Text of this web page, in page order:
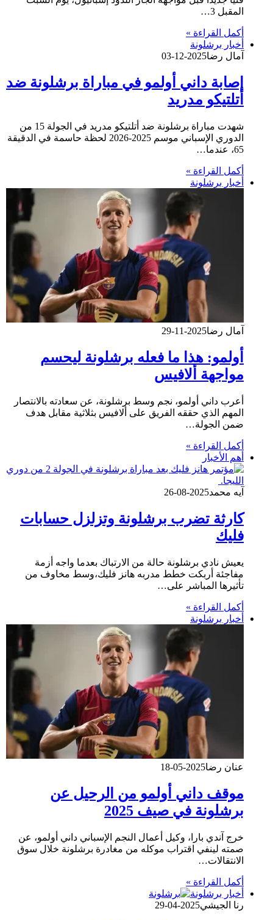
المقبل 3…
أكمل القراءة »
أخبار برشلونة
آمال رضا2025-12-03
إصابة داني أولمو في مباراة برشلونة ضد
أتلتيكو مدريد
شهدت مباراة برشلونة ضد أتلتيكو مدريد في الجولة 15 من
الدوري الإسباني موسم 2025-2026 لحظة حاسمة في الدقيقة
65، عندما…
أكمل القراءة »
أخبار برشلونة
آمال رضا2025-11-29
أولمو: هذا ما فعله برشلونة ليحسم
مواجهة ألافيس
أعرب داني أولمو، نجم وسط برشلونة، عن سعادته بالانتصار
المهم الذي حققه الفريق على ألافيس بثلاثية مقابل هدف
ضمن الجولة…
أكمل القراءة »
أهم الأخبار
آيه محمد2025-08-26
كارثة تضرب برشلونة وتزلزل حسابات
فليك
يعيش نادي برشلونة حالة من الارتباك بعدما واجه أزمة
مفاجئة أربكت خطط مدربه هانز فليك،وسط مخاوف من
تأثيرها المباشر على…
أكمل القراءة »
أخبار برشلونة
عنان رضا2025-05-18
موقف داني أولمو من الرحيل عن
برشلونة في صيف 2025
خرج آندي بارا، وكيل أعمال النجم الإسباني داني أولمو، عن
صمته لينفي اقتراب موكله من مغادرة برشلونة خلال سوق
الانتقالات…
أكمل القراءة »
أخبار برشلونة
رنا الجيشي2025-04-29